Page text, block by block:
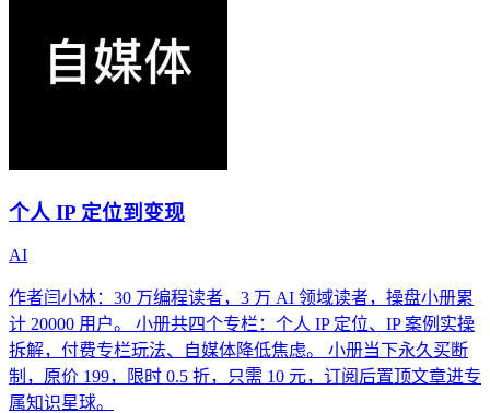
个人 IP 定位到变现
AI
作者闫小林：30 万编程读者，3 万 AI 领域读者，操盘小册累
计 20000 用户。 小册共四个专栏：个人 IP 定位、IP 案例实操
拆解，付费专栏玩法、自媒体降低焦虑。 小册当下永久买断
制，原价 199，限时 0.5 折，只需 10 元，订阅后置顶文章进专
属知识星球。